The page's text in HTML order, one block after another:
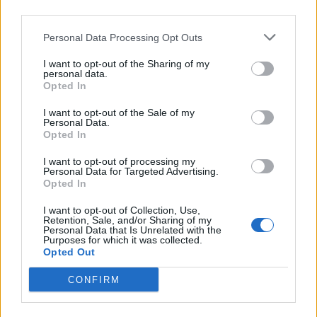
Personal Data Processing Opt Outs
I want to opt-out of the Sharing of my
personal data.
Opted In
I want to opt-out of the Sale of my
Personal Data.
Opted In
I want to opt-out of processing my
Personal Data for Targeted Advertising.
Opted In
I want to opt-out of Collection, Use,
Retention, Sale, and/or Sharing of my
Personal Data that Is Unrelated with the
Purposes for which it was collected.
Opted Out
CONFIRM
ΕΦΗΜΕΡΕΥΟΝΤΑ ΝΟΣΟΚΟΜΕΙΑ
Δείτε ποιάνοσοκομεία